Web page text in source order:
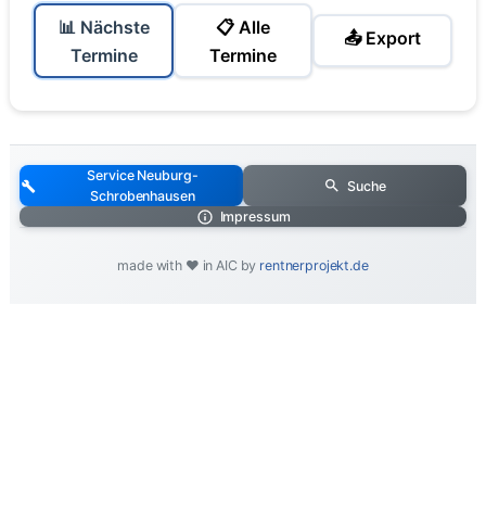
📊 Nächste
Termine
📋 Alle
Termine
📤 Export
Service Neuburg-
Schrobenhausen
Suche
Impressum
made with ❤️ in AIC by rentnerprojekt.de